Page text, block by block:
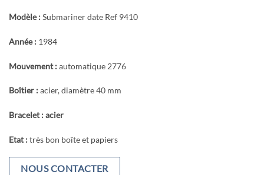
Modèle :Submariner date Ref 9410
Année : 1984
Mouvement :automatique 2776
Boîtier :acier, diamètre 40 mm
Bracelet : acier
Etat :très bon boîte et papiers
NOUS CONTACTER